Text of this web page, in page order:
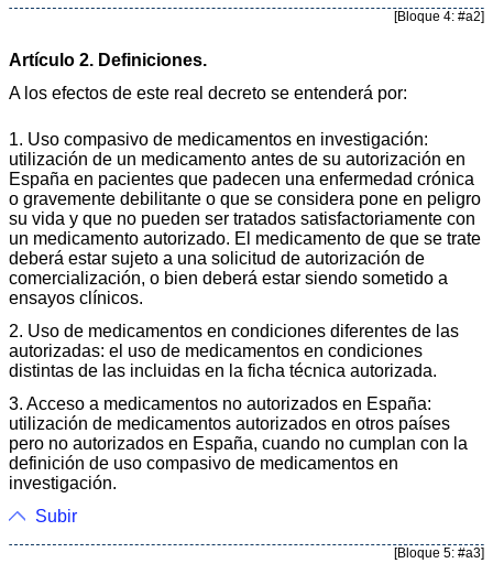
[Bloque 4: #a2]
Artículo 2. Definiciones.
A los efectos de este real decreto se entenderá por:
1. Uso compasivo de medicamentos en investigación:
utilización de un medicamento antes de su autorización en
España en pacientes que padecen una enfermedad crónica
o gravemente debilitante o que se considera pone en peligro
su vida y que no pueden ser tratados satisfactoriamente con
un medicamento autorizado. El medicamento de que se trate
deberá estar sujeto a una solicitud de autorización de
comercialización, o bien deberá estar siendo sometido a
ensayos clínicos.
2. Uso de medicamentos en condiciones diferentes de las
autorizadas: el uso de medicamentos en condiciones
distintas de las incluidas en la ficha técnica autorizada.
3. Acceso a medicamentos no autorizados en España:
utilización de medicamentos autorizados en otros países
pero no autorizados en España, cuando no cumplan con la
definición de uso compasivo de medicamentos en
investigación.
Subir
[Bloque 5: #a3]